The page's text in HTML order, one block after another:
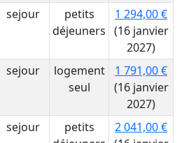
sejour
petits
déjeuners
1 294,00 €
(16 janvier
2027)
sejour
logement
seul
1 791,00 €
(16 janvier
2027)
sejour
petits
2 041,00 €